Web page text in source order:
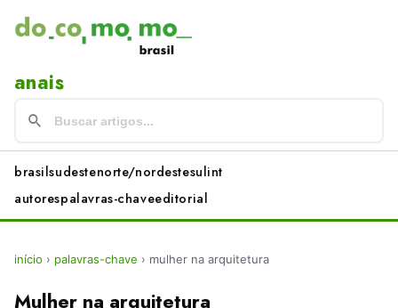
anais
brasilsudestenorte/nordestesulint
autorespalavras-chaveeditorial
início › palavras-chave › mulher na arquitetura
Mulher na arquitetura